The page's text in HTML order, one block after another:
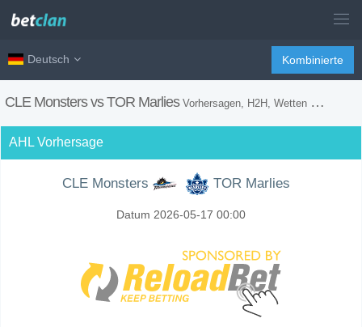
Deutsch Kombinierte
CLE Monsters vs TOR Marlies Vorhersagen, H2H, Wetten Tipps und Spiel Vorschau
AHL Vorhersage
CLE Monsters TOR Marlies
Datum 2026-05-17 00:00